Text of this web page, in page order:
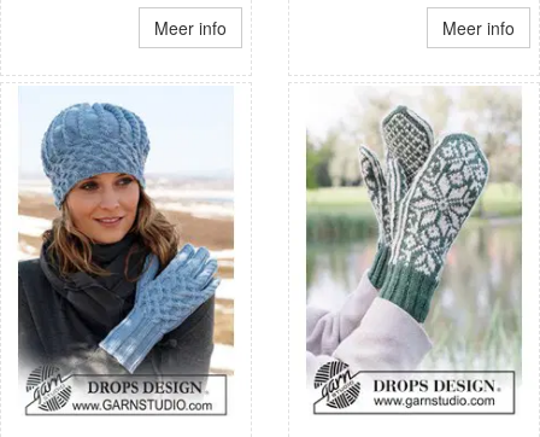
Meer info Meer info